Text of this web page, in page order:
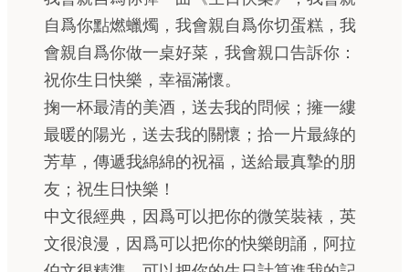
自爲你點燃蠟燭，我會親自爲你切蛋糕，我
會親自爲你做一桌好菜，我會親口告訴你：
祝你生日快樂，幸福滿懷。
掬一杯最清的美酒，送去我的問候；擁一縷
最暖的陽光，送去我的關懷；拾一片最綠的
芳草，傳遞我綿綿的祝福，送給最真摯的朋
友；祝生日快樂！
中文很經典，因爲可以把你的微笑裝裱，英
文很浪漫，因爲可以把你的快樂朗誦，阿拉